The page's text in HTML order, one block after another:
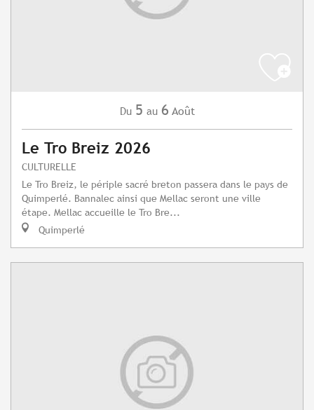
Du 5 au 6 Août
Le Tro Breiz 2026
CULTURELLE
Le Tro Breiz, le périple sacré breton passera dans le pays de
Quimperlé. Bannalec ainsi que Mellac seront une ville
étape. Mellac accueille le Tro Bre...
Quimperlé